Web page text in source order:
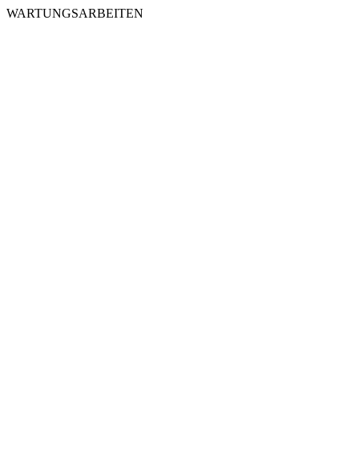
WARTUNGSARBEITEN